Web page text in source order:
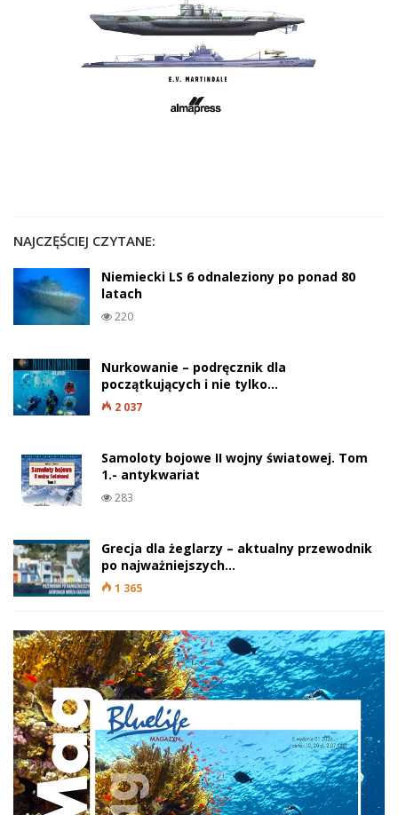
NAJCZĘŚCIEJ CZYTANE:
Niemiecki LS 6 odnaleziony po ponad 80
latach
220
Nurkowanie – podręcznik dla
początkujących i nie tylko…
2 037
Samoloty bojowe II wojny światowej. Tom
1.- antykwariat
283
Grecja dla żeglarzy – aktualny przewodnik
po najważniejszych…
1 365